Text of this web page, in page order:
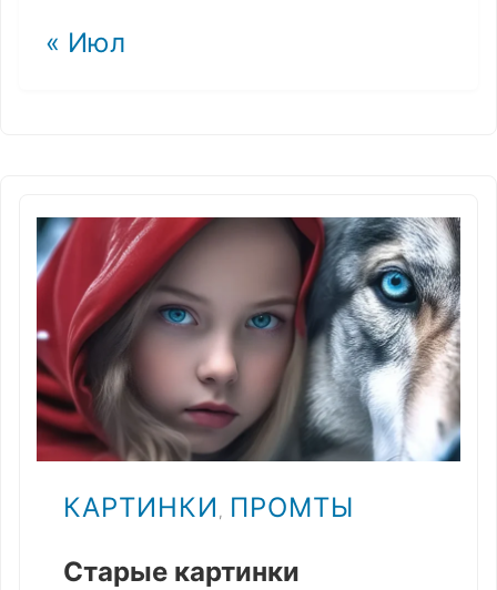
« Июл
КАРТИНКИ , ПРОМТЫ
Старые картинки